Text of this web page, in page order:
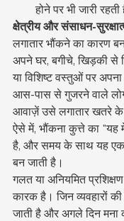
होने पर भी जारी रहती
क्षेत्रीय और संसाधन-
लगातार भौंकने का कारण
अपने घर, बगीचे, खिड़की से
या विशिष्ट वस्तुओं पर
आस-पास से गुजरने वाले
आवाज़ें उसे लगातार खतरे के
ऐसे में, भौंकना कुत्ते का "यह
है, और समय के साथ यह एक
बन जाती है।
गलत या अनियमित
कारक है। जिन व्यवहारों
जाती है और अगले दिन मना